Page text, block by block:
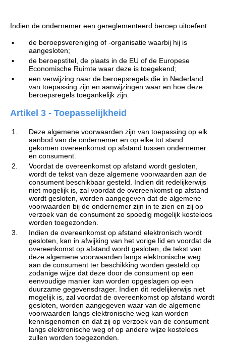
Indien de ondernemer een gereglementeerd beroep uitoefent:
▪
de beroepsvereniging of -organisatie waarbij hij is
aangesloten;
▪
de beroepstitel, de plaats in de EU of de Europese
Economische Ruimte waar deze is toegekend;
▪
een verwijzing naar de beroepsregels die in Nederland
van toepassing zijn en aanwijzingen waar en hoe deze
beroepsregels toegankelijk zijn.
Artikel 3 - Toepasselijkheid
1.
Deze algemene voorwaarden zijn van toepassing op elk
aanbod van de ondernemer en op elke tot stand
gekomen overeenkomst op afstand tussen ondernemer
en consument.
2.
Voordat de overeenkomst op afstand wordt gesloten,
wordt de tekst van deze algemene voorwaarden aan de
consument beschikbaar gesteld. Indien dit redelijkerwijs
niet mogelijk is, zal voordat de overeenkomst op afstand
wordt gesloten, worden aangegeven dat de algemene
voorwaarden bij de ondernemer zijn in te zien en zij op
verzoek van de consument zo spoedig mogelijk kosteloos
worden toegezonden.
3.
Indien de overeenkomst op afstand elektronisch wordt
gesloten, kan in afwijking van het vorige lid en voordat de
overeenkomst op afstand wordt gesloten, de tekst van
deze algemene voorwaarden langs elektronische weg
aan de consument ter beschikking worden gesteld op
zodanige wijze dat deze door de consument op een
eenvoudige manier kan worden opgeslagen op een
duurzame gegevensdrager. Indien dit redelijkerwijs niet
mogelijk is, zal voordat de overeenkomst op afstand wordt
gesloten, worden aangegeven waar van de algemene
voorwaarden langs elektronische weg kan worden
kennisgenomen en dat zij op verzoek van de consument
langs elektronische weg of op andere wijze kosteloos
zullen worden toegezonden.